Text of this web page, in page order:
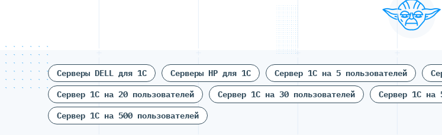
Серверы DELL для 1С Серверы HP для 1С Сервер 1С на 5 пользователей
Сервер 1С на 20 пользователей
Сервер 1С на 30 пользователей Сервер 1С на
Сервер 1С на 500 пользователей